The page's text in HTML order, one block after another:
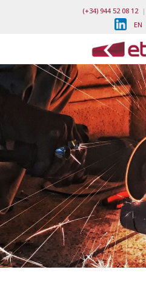
(+34) 944 52 08 12|
EN